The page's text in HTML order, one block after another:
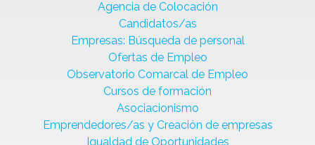
Agencia de Colocación
Candidatos/as
Empresas: Búsqueda de personal
Ofertas de Empleo
Observatorio Comarcal de Empleo
Cursos de formación
Asociacionismo
Emprendedores/as y Creación de empresas
Igualdad de Oportunidades